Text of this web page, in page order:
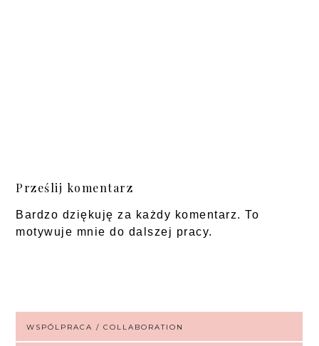
Prześlij komentarz
Bardzo dziękuję za każdy komentarz. To
motywuje mnie do dalszej pracy.
WSPÓLPRACA / COLLABORATION